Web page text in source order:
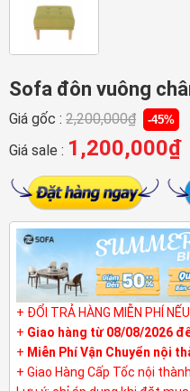
PHÒNG NGỦ
PHÒNG KHÁCH
Sofa đôn vuông
Giá gốc : 2,200,000₫ -45%
Giá sale : 1,200,000₫
+ ĐỔI TRẢ HÀNG MIỄN PHÍ
+ Giao hàng từ 08/08/2026
+ Miễn Phí Vận Chuyển nội
+ Giao Hàng Cấp Tốc nội